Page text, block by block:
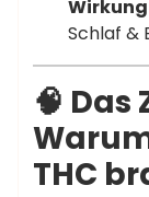
Wirkung
Schlaf &
🧠
THC